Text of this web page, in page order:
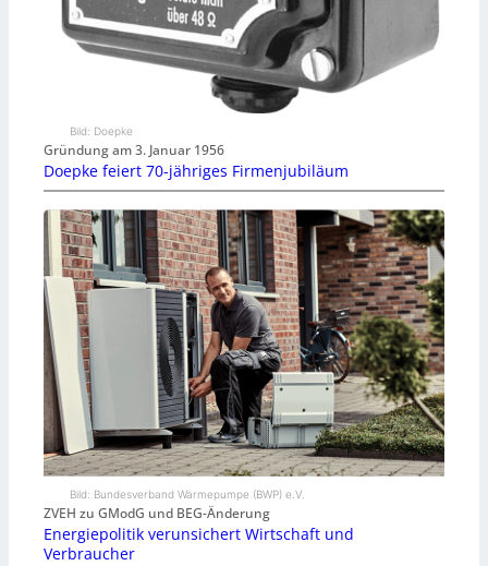
Bild: Doepke
Gründung am 3. Januar 1956
Doepke feiert 70-jähriges Firmenjubiläum
Bild: Bundesverband Wärmepumpe (BWP) e.V.
ZVEH zu GModG und BEG-Änderung
Energiepolitik verunsichert Wirtschaft und
Verbraucher